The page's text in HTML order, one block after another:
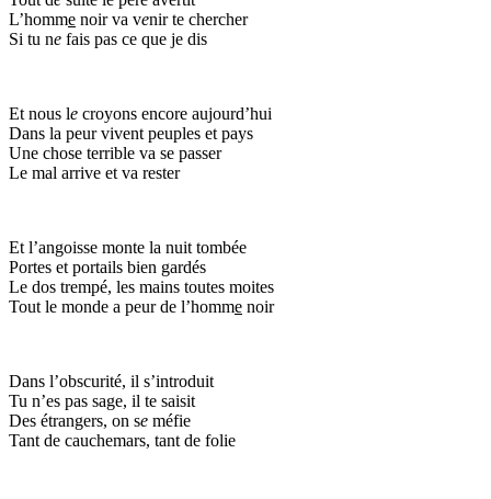
L’homme noir va venir te chercher
Si tu ne fais pas ce que je dis
Et nous le croyons encore aujourd’hui
Dans la peur vivent peuples et pays
Une chose terrible va se passer
Le mal arrive et va rester
Et l’angoisse monte la nuit tombée
Portes et portails bien gardés
Le dos trempé, les mains toutes moites
Tout le monde a peur de l’homme noir
Dans l’obscurité, il s’introduit
Tu n’es pas sage, il te saisit
Des étrangers, on se méfie
Tant de cauchemars, tant de folie